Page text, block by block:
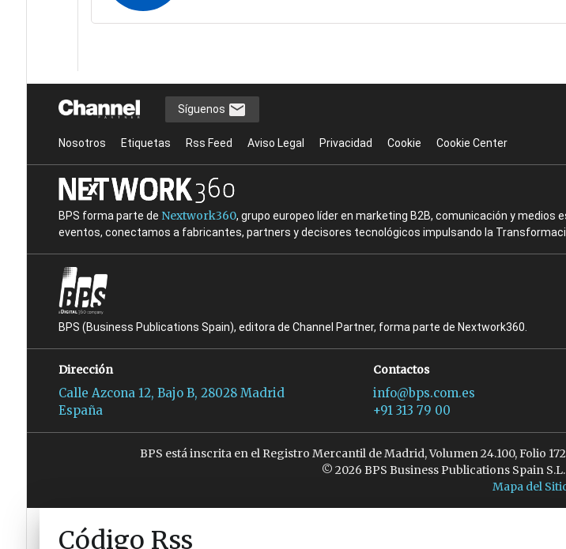
Síguenos
Nosotros Etiquetas Rss Feed Aviso Legal Privacidad Cookie Cookie Center
BPS forma parte de Nextwork360, grupo europeo líder en marketing B2B, comunicación y
eventos, conectamos a fabricantes, partners y decisores tecnológicos impulsando la
BPS (Business Publications Spain), editora de Channel Partner, forma parte de Nextwork360.
Dirección
Calle Azcona 12, Bajo B, 28028 Madrid
España
Contactos
info@bps.com.es
+91 313 79 00
BPS está inscrita en el Registro Mercantil de Madrid, Volumen 24.100, Folio
© 2026 BPS Business Publications Spain
Mapa del
Código Rss